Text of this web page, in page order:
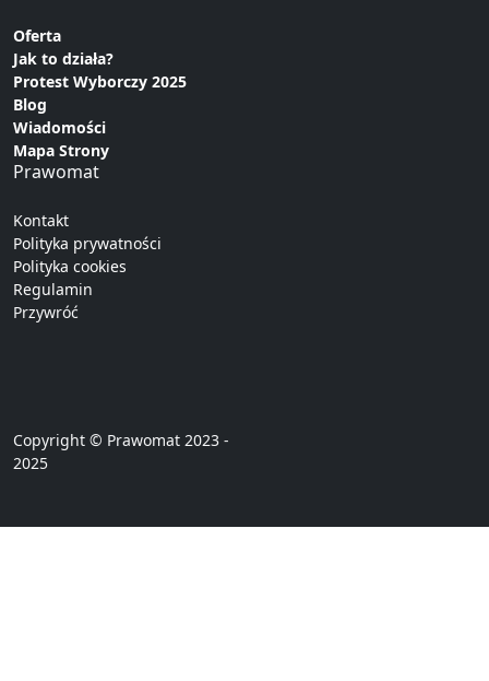
Oferta
Jak to działa?
Protest Wyborczy 2025
Blog
Wiadomości
Mapa Strony
Prawomat
Kontakt
Polityka prywatności
Polityka cookies
Regulamin
Przywróć
Copyright © Prawomat 2023 -
2025